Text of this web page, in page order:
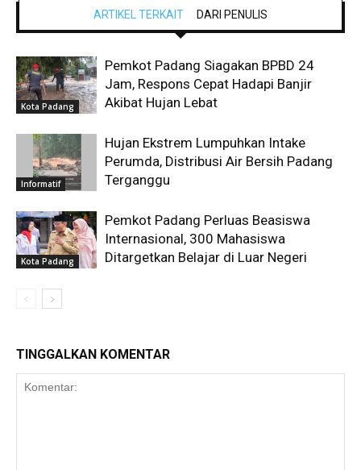
ARTIKEL TERKAIT DARI PENULIS
Kota Padang
Pemkot Padang Siagakan BPBD 24
Jam, Respons Cepat Hadapi Banjir
Akibat Hujan Lebat
Informatif
Hujan Ekstrem Lumpuhkan Intake
Perumda, Distribusi Air Bersih Padang
Terganggu
Kota Padang
Pemkot Padang Perluas Beasiswa
Internasional, 300 Mahasiswa
Ditargetkan Belajar di Luar Negeri
TINGGALKAN KOMENTAR